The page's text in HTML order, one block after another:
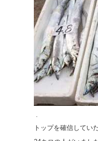
.
トップを確信してい